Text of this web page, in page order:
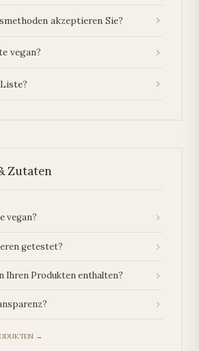
akzeptieren Sie?
vegan?
Zutaten
vegan?
getestet?
Ihren Produkten enthalten?
→